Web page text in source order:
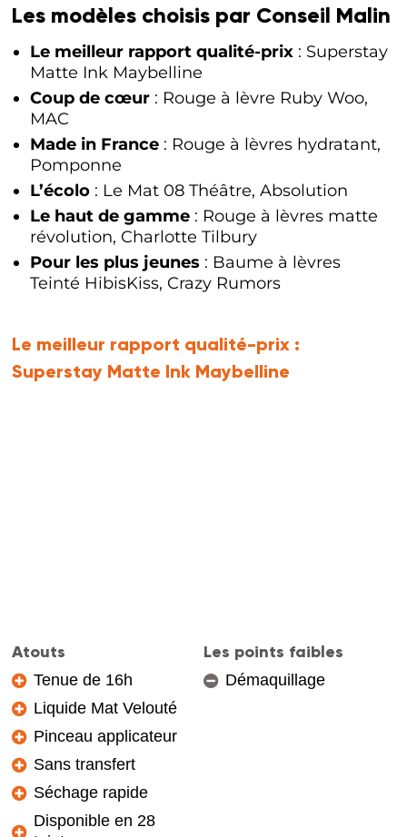
Les modèles choisis par Conseil Malin
Le meilleur rapport qualité-prix : Superstay
Matte Ink Maybelline
Coup de cœur : Rouge à lèvre Ruby Woo,
MAC
Made in France : Rouge à lèvres hydratant,
Pomponne
L’écolo : Le Mat 08 Théâtre, Absolution
Le haut de gamme : Rouge à lèvres matte
révolution, Charlotte Tilbury
Pour les plus jeunes : Baume à lèvres
Teinté HibisKiss, Crazy Rumors
Le meilleur rapport qualité-prix :
Superstay Matte Ink Maybelline
Atouts
Tenue de 16h
Liquide Mat Velouté
Pinceau applicateur
Sans transfert
Séchage rapide
Disponible en 28
Les points faibles
Démaquillage